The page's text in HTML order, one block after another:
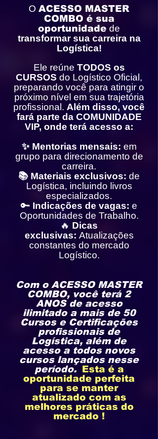
O ACESSO MASTER
COMBO é sua
oportunidade de
transformar sua carreira na
Logística!
Ele reúne TODOS os
CURSOS do Logístico Oficial,
preparando você para atingir o
próximo nível em sua trajetória
profissional. Além disso, você
fará parte da COMUNIDADE
VIP, onde terá acesso a:
✨ Mentorias mensais: em
grupo para direcionamento de
carreira.
📚 Materiais exclusivos: de
Logística, incluindo livros
especializados.
🔑 Indicações de vagas: e
Oportunidades de Trabalho.
🔥 Dicas
exclusivas: Atualizações
constantes do mercado
Logístico.
Com o ACESSO MASTER
COMBO, você terá 2
ANOS de acesso
ilimitado a mais de 50
Cursos e Certificações
profissionais de
Logística, além de
acesso a todos novos
cursos lançados nesse
período. Esta é a
oportunidade perfeita
para se manter
atualizado com as
melhores práticas do
mercado !